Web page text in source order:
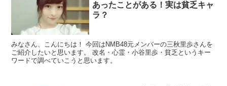
あったことがある！実は貧乏キャ
ラ？
みなさん、こんにちは！ 今回はNMB48元メンバーの三秋里歩さんを
ご紹介したいと思います。 改名・心霊・小谷里歩・貧乏というキー
ワードで調べていこうと思います。